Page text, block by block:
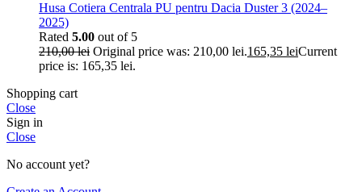
Husa Cotiera Centrala PU pentru Dacia Duster 3 (2024–
2025)
Rated 5.00 out of 5
210,00lei Original price was: 210,00 lei.165,35 leiCurrent
price is: 165,35 lei.
Shopping cart
Close
Sign in
Close
No account yet?